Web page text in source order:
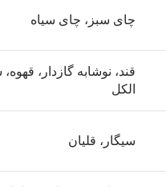
چای سبز، چای سیاه
قند، نوشابه گازدار،
الکل
سیگار، قلیان